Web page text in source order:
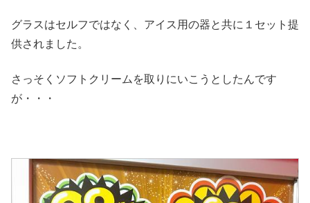
グラスはセルフではなく、アイス用の器と共に１セット提
供されました。
さっそくソフトクリームを取りにいこうとしたんです
が・・・